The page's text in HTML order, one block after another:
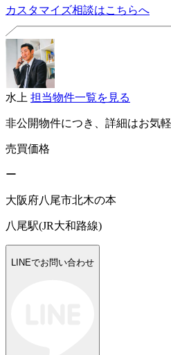
カスタマイズ相談はこちらへ
水上 担当物件一覧を見る
非公開物件につき、詳細はお気
売買価格
ー
大阪府八尾市北木の本
八尾駅(JR大和路線)
LINEでお問い合わせ